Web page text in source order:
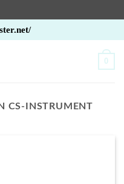
0
CS-INSTRUMENT